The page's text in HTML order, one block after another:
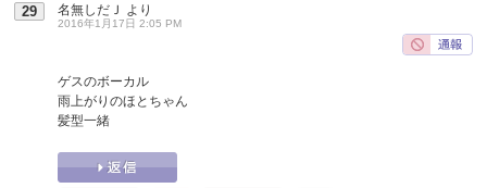
29 名無しだＪ より
2016年1月17日 2:05 PM
ゲスのボーカル
雨上がりのほとちゃん
髪型一緒